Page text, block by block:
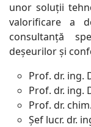
unor soluții
valorificare a
consultanță
deșeurilor și
Prof. dr. ing.
Prof. dr. ing.
Prof. dr.
Şef lucr. dr.